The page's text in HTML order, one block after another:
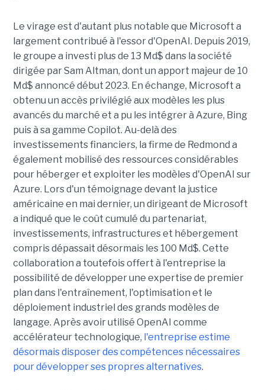
Le virage est d'autant plus notable que Microsoft a
largement contribué à l'essor d'OpenAI. Depuis 2019,
le groupe a investi plus de 13 Md$ dans la société
dirigée par Sam Altman, dont un apport majeur de 10
Md$ annoncé début 2023. En échange, Microsoft a
obtenu un accès privilégié aux modèles les plus
avancés du marché et a pu les intégrer à Azure, Bing
puis à sa gamme Copilot. Au-delà des
investissements financiers, la firme de Redmond a
également mobilisé des ressources considérables
pour héberger et exploiter les modèles d'OpenAI sur
Azure. Lors d'un témoignage devant la justice
américaine en mai dernier, un dirigeant de Microsoft
a indiqué que le coût cumulé du partenariat,
investissements, infrastructures et hébergement
compris dépassait désormais les 100 Md$. Cette
collaboration a toutefois offert à l'entreprise la
possibilité de développer une expertise de premier
plan dans l'entraînement, l'optimisation et le
déploiement industriel des grands modèles de
langage. Après avoir utilisé OpenAI comme
accélérateur technologique, l'entreprise estime
désormais disposer des compétences nécessaires
pour développer ses propres alternatives.